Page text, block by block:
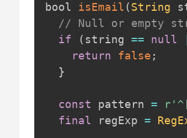
bool isEmail (String
// Null or empty
if
( string == null
return
false ;
}
const pattern =
final regExp =